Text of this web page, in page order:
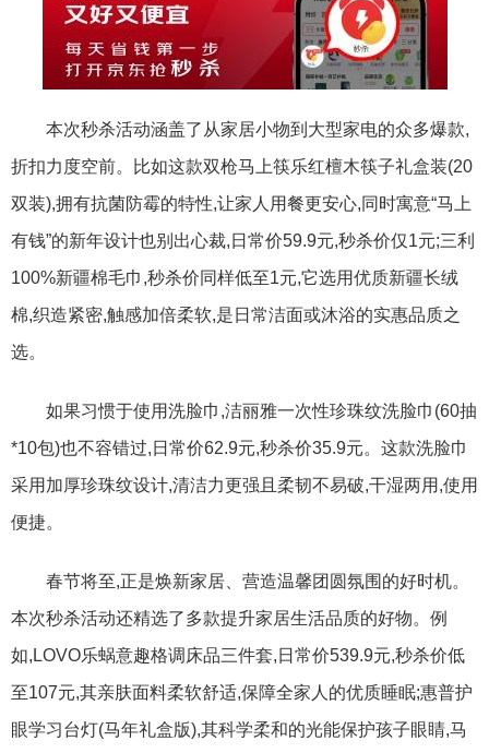
本次秒杀活动涵盖了从家居小物到大型家电的众多爆款,
折扣力度空前。比如这款双枪马上筷乐红檀木筷子礼盒装(20
双装),拥有抗菌防霉的特性,让家人用餐更安心,同时寓意“马上
有钱”的新年设计也别出心裁,日常价59.9元,秒杀价仅1元;三利
100%新疆棉毛巾,秒杀价同样低至1元,它选用优质新疆长绒
棉,织造紧密,触感加倍柔软,是日常洁面或沐浴的实惠品质之
选。
如果习惯于使用洗脸巾,洁丽雅一次性珍珠纹洗脸巾(60抽
*10包)也不容错过,日常价62.9元,秒杀价35.9元。这款洗脸巾
采用加厚珍珠纹设计,清洁力更强且柔韧不易破,干湿两用,使用
便捷。
春节将至,正是焕新家居、营造温馨团圆氛围的好时机。
本次秒杀活动还精选了多款提升家居生活品质的好物。例
如,LOVO乐蜗意趣格调床品三件套,日常价539.9元,秒杀价低
至107元,其亲肤面料柔软舒适,保障全家人的优质睡眠;惠普护
眼学习台灯(马年礼盒版),其科学柔和的光能保护孩子眼睛,马